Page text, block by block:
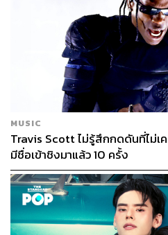
MUSIC
Travis Scott ไม่รู้สึกกดดันที่ไม่เ
มีชื่อเข้าชิงมาแล้ว 10 ครั้ง